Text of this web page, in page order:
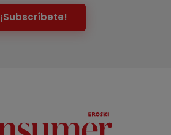
¡Subscríbete!